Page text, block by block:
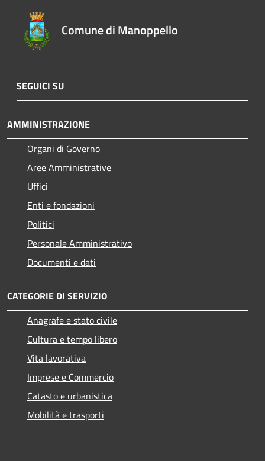
Comune di Manoppello
SEGUICI SU
AMMINISTRAZIONE
Organi di Governo
Aree Amministrative
Uffici
Enti e fondazioni
Politici
Personale Amministrativo
Documenti e dati
CATEGORIE DI SERVIZIO
Anagrafe e stato civile
Cultura e tempo libero
Vita lavorativa
Imprese e Commercio
Catasto e urbanistica
Mobilità e trasporti